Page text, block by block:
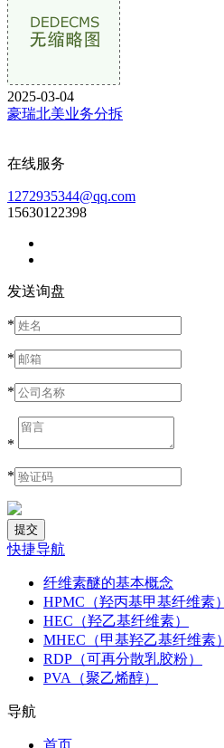
2025-03-04
豪瑞北美业务分拆
在线服务
1272935344@qq.com
15630122398
发送询盘
*
*
*
*
*
快捷导航
纤维素醚的基本概念
HPMC（羟丙基甲基纤维素）
HEC（羟乙基纤维素）
MHEC（甲基羟乙基纤维素）
RDP（可再分散乳胶粉）
PVA（聚乙烯醇）
导航
首页